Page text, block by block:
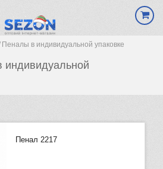
Пеналы в индивидуальной упаковке
Пенал 2217